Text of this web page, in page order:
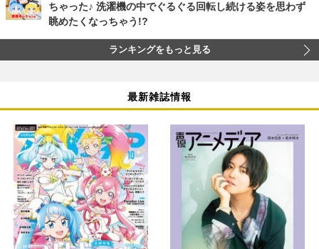
ちゃった♪ 洗濯機の中でぐるぐる回転し続ける姿を思わず
眺めたくなっちゃう!?
ランキングをもっと見る
最新雑誌情報